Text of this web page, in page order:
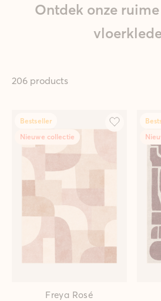
Ontdek onze
206 products
Bestseller
Nieuwe collectie
Freya Rosé